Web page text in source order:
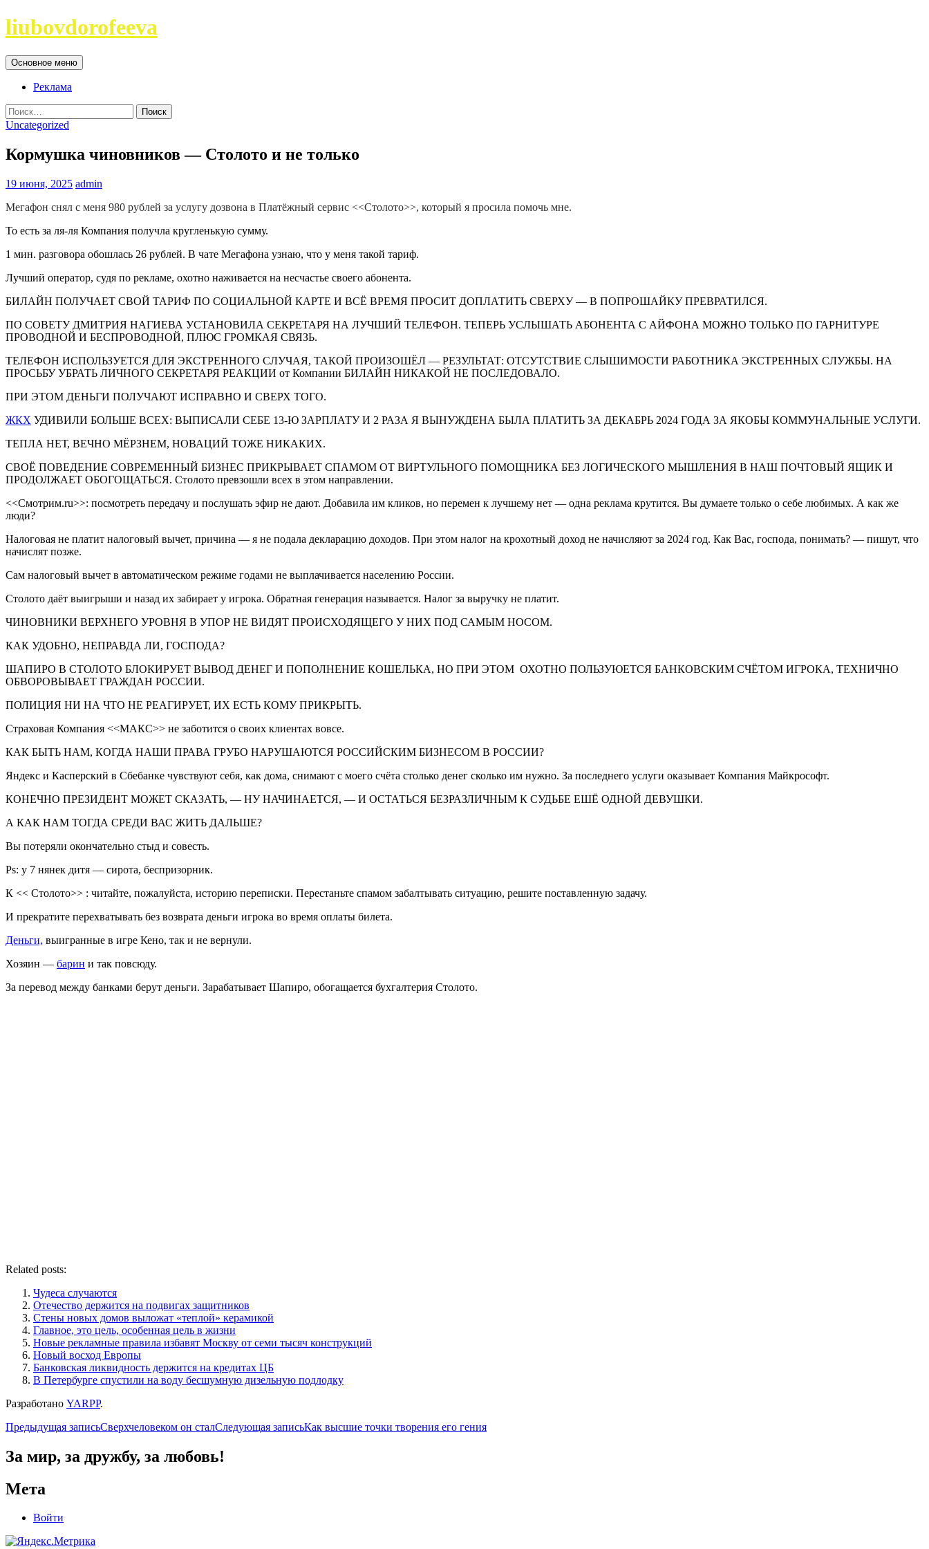
Перейти
к
liubovdorofeeva
Поиск
Основное меню
Реклама
Найти:
Uncategorized
Кормушка чиновников — Столото и не только
19 июня, 2025 admin
Мегафон снял с меня 980 рублей за услугу дозвона в Платёжный сервис <<Столото>>, который я просила помочь мне.
То есть за ля-ля Компания получла кругленькую сумму.
1 мин. разговора обошлась 26 рублей. В чате Мегафона узнаю, что у меня такой тариф.
Лучший оператор, судя по рекламе, охотно наживается на несчастье своего абонента.
БИЛАЙН ПОЛУЧАЕТ СВОЙ ТАРИФ ПО СОЦИАЛЬНОЙ КАРТЕ И ВСЁ ВРЕМЯ ПРОСИТ ДОПЛАТИТЬ СВЕРХУ — В ПОПРОШАЙКУ ПРЕВРАТИЛСЯ.
ПО СОВЕТУ ДМИТРИЯ НАГИЕВА УСТАНОВИЛА СЕКРЕТАРЯ НА ЛУЧШИЙ ТЕЛЕФОН. ТЕПЕРЬ УСЛЫШАТЬ АБОНЕНТА С АЙФОНА МОЖНО ТОЛЬКО ПО ГАРНИТУРЕ
ПРОВОДНОЙ И БЕСПРОВОДНОЙ, ПЛЮС ГРОМКАЯ СВЯЗЬ.
ТЕЛЕФОН ИСПОЛЬЗУЕТСЯ ДЛЯ ЭКСТРЕННОГО СЛУЧАЯ, ТАКОЙ ПРОИЗОШЁЛ — РЕЗУЛЬТАТ: ОТСУТСТВИЕ СЛЫШИМОСТИ РАБОТНИКА ЭКСТРЕННЫХ СЛУЖБЫ. НА
ПРОСЬБУ УБРАТЬ ЛИЧНОГО СЕКРЕТАРЯ РЕАКЦИИ от Компании БИЛАЙН НИКАКОЙ НЕ ПОСЛЕДОВАЛО.
ПРИ ЭТОМ ДЕНЬГИ ПОЛУЧАЮТ ИСПРАВНО И СВЕРХ ТОГО.
ЖКХ УДИВИЛИ БОЛЬШЕ ВСЕХ: ВЫПИСАЛИ СЕБЕ 13-Ю ЗАРПЛАТУ И 2 РАЗА Я ВЫНУЖДЕНА БЫЛА ПЛАТИТЬ ЗА ДЕКАБРЬ 2024 ГОДА ЗА ЯКОБЫ КОММУНАЛЬНЫЕ УСЛУГИ.
ТЕПЛА НЕТ, ВЕЧНО МЁРЗНЕМ, НОВАЦИЙ ТОЖЕ НИКАКИХ.
СВОЁ ПОВЕДЕНИЕ СОВРЕМЕННЫЙ БИЗНЕС ПРИКРЫВАЕТ СПАМОМ ОТ ВИРТУЛЬНОГО ПОМОЩНИКА БЕЗ ЛОГИЧЕСКОГО МЫШЛЕНИЯ В НАШ ПОЧТОВЫЙ ЯЩИК И
ПРОДОЛЖАЕТ ОБОГОЩАТЬСЯ. Столото превзошли всех в этом направлении.
<<Смотрим.ru>>: посмотреть передачу и послушать эфир не дают. Добавила им кликов, но перемен к лучшему нет — одна реклама крутится. Вы думаете только о себе любимых. А как же
люди?
Налоговая не платит налоговый вычет, причина — я не подала декларацию доходов. При этом налог на крохотный доход не начисляют за 2024 год. Как Вас, господа, понимать? — пишут, что
начислят позже.
Сам налоговый вычет в автоматическом режиме годами не выплачивается населению России.
Столото даёт выигрыши и назад их забирает у игрока. Обратная генерация называется. Налог за выручку не платит.
ЧИНОВНИКИ ВЕРХНЕГО УРОВНЯ В УПОР НЕ ВИДЯТ ПРОИСХОДЯЩЕГО У НИХ ПОД САМЫМ НОСОМ.
КАК УДОБНО, НЕПРАВДА ЛИ, ГОСПОДА?
ШАПИРО В СТОЛОТО БЛОКИРУЕТ ВЫВОД ДЕНЕГ И ПОПОЛНЕНИЕ КОШЕЛЬКА, НО ПРИ ЭТОМ ОХОТНО ПОЛЬЗУЮЕТСЯ БАНКОВСКИМ СЧЁТОМ ИГРОКА, ТЕХНИЧНО
ОБВОРОВЫВАЕТ ГРАЖДАН РОССИИ.
ПОЛИЦИЯ НИ НА ЧТО НЕ РЕАГИРУЕТ, ИХ ЕСТЬ КОМУ ПРИКРЫТЬ.
Страховая Компания <<МАКС>> не заботится о своих клиентах вовсе.
КАК БЫТЬ НАМ, КОГДА НАШИ ПРАВА ГРУБО НАРУШАЮТСЯ РОССИЙСКИМ БИЗНЕСОМ В РОССИИ?
Яндекс и Касперский в Сбебанке чувствуют себя, как дома, снимают с моего счёта столько денег сколько им нужно. За последнего услуги оказывает Компания Майкрософт.
КОНЕЧНО ПРЕЗИДЕНТ МОЖЕТ СКАЗАТЬ, — НУ НАЧИНАЕТСЯ, — И ОСТАТЬСЯ БЕЗРАЗЛИЧНЫМ К СУДЬБЕ ЕШЁ ОДНОЙ ДЕВУШКИ.
А КАК НАМ ТОГДА СРЕДИ ВАС ЖИТЬ ДАЛЬШЕ?
Вы потеряли окончательно стыд и совесть.
Ps: у 7 нянек дитя — сирота, беспризорник.
К << Столото>> : читайте, пожалуйста, историю переписки. Перестаньте спамом забалтывать ситуацию, решите поставленную задачу.
И прекратите перехватывать без возврата деньги игрока во время оплаты билета.
Деньги, выигранные в игре Кено, так и не вернули.
Хозяин — барин и так повсюду.
За перевод между банками берут деньги. Зарабатывает Шапиро, обогащается бухгалтерия Столото.
Related posts:
Чудеса случаются
Отечество держится на подвигах защитников
Стены новых домов выложат «теплой» керамикой
Главное, это цель, особенная цель в жизни
Новые рекламные правила избавят Москву от семи тысяч конструкций
Новый восход Европы
Банковская ликвидность держится на кредитах ЦБ
В Петербурге спустили на воду бесшумную дизельную подлодку
Разработано YARPP.
Навигация
по
записям
Предыдущая записьСверхчеловеком он сталСледующая записьКак высшие точки творения его гения
За мир, за дружбу, за любовь!
Мета
Войти